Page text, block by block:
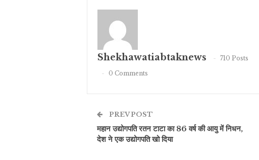
Shekhawatiabtaknews
710 Posts
0 Comments
PREV POST
महान उद्योगपति रतन टाटा का 86 वर्ष की आयु में निधन,
देश ने एक उद्योगपति खो दिया